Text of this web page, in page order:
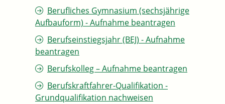
Berufliches Gymnasium (sechsjährige
Aufbauform) - Aufnahme beantragen
Berufseinstiegsjahr (BEJ) - Aufnahme
beantragen
Berufskolleg – Aufnahme beantragen
Berufskraftfahrer-Qualifikation -
Grundqualifikation nachweisen